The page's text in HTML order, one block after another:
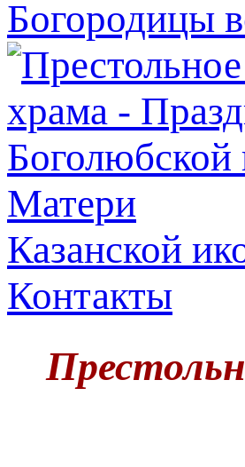
Богородицы
Казанской
Контакты